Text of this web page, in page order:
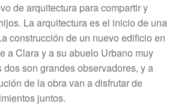
de arquitectura para compartir y
La arquitectura es el inicio de una
construcción de un nuevo edificio en
a Clara y a su abuelo Urbano muy
dos son grandes observadores, y a
de la obra van a disfrutar de
juntos.